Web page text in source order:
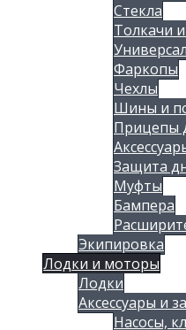
Стекла
Толкачи
Фаркопы
Чехлы
Шины и
Прицепы
Защита
Муфты
Бампера
Экипировка
Лодки и моторы
Лодки
Аксессуары и
Насосы,